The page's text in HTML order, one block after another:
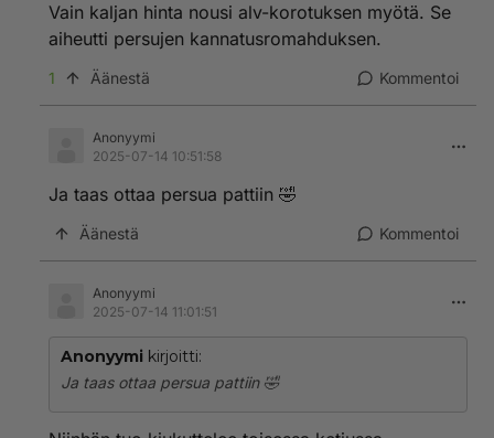
Vain kaljan hinta nousi alv-korotuksen myötä. Se
aiheutti persujen kannatusromahduksen.
1 Äänestä Kommentoi
Anonyymi
2025-07-14 10:51:58
Ja taas ottaa persua pattiin 🤣
Äänestä Kommentoi
Anonyymi
2025-07-14 11:01:51
Anonyymi kirjoitti:
Ja taas ottaa persua pattiin 🤣